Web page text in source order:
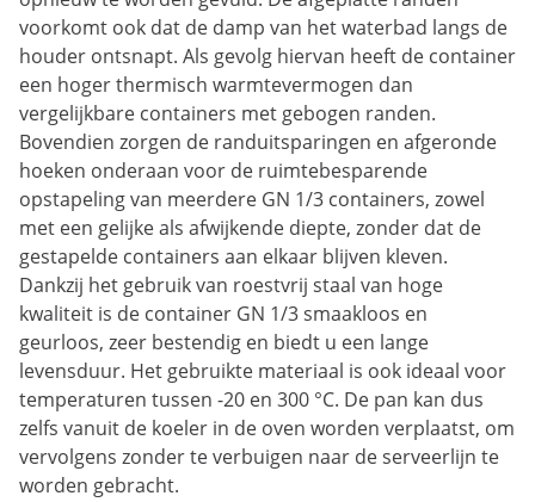
voorkomt ook dat de damp van het waterbad langs de
houder ontsnapt. Als gevolg hiervan heeft de container
een hoger thermisch warmtevermogen dan
vergelijkbare containers met gebogen randen.
Bovendien zorgen de randuitsparingen en afgeronde
hoeken onderaan voor de ruimtebesparende
opstapeling van meerdere GN 1/3 containers, zowel
met een gelijke als afwijkende diepte, zonder dat de
gestapelde containers aan elkaar blijven kleven.
Dankzij het gebruik van roestvrij staal van hoge
kwaliteit is de container GN 1/3 smaakloos en
geurloos, zeer bestendig en biedt u een lange
levensduur. Het gebruikte materiaal is ook ideaal voor
temperaturen tussen -20 en 300 °C. De pan kan dus
zelfs vanuit de koeler in de oven worden verplaatst, om
vervolgens zonder te verbuigen naar de serveerlijn te
worden gebracht.